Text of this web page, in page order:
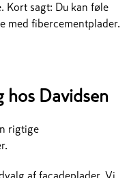
Kort sagt: Du kan føle
med fibercementplader.
hos Davidsen
rigtige
af facadeplader. Vi